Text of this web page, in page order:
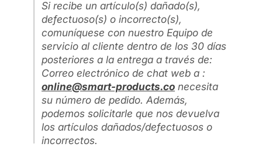
Si recibe un artículo(s) dañado(s),
defectuoso(s) o incorrecto(s),
comuníquese con nuestro Equipo de
servicio al cliente dentro de los 30 días
posteriores a la entrega a través de:
Correo electrónico de chat web a :
online@smart-products.co necesita
su número de pedido. Además,
podemos solicitarle que nos devuelva
los artículos dañados/defectuosos o
incorrectos.